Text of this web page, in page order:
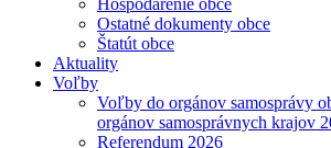
Hospodárenie obce
Ostatné dokumenty obce
Štatút obce
Aktuality
Voľby
Voľby do orgánov samosprávy
orgánov samosprávnych krajov
Referendum 2026